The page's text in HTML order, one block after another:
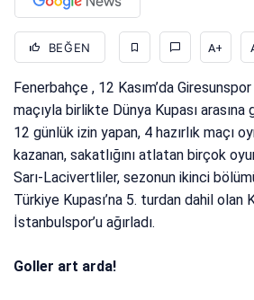
BEĞEN A+
Fenerbahçe , 12 Kasım’da
maçıyla birlikte Dünya Kupası
12 günlük izin yapan, 4 hazırlık maçı
kazanan, sakatlığını atlatan birçok
Sarı-Lacivertliler, sezonun ikinci
Türkiye Kupası’na 5. turdan dahil olan
İstanbulspor’u ağırladı.
Goller art arda!